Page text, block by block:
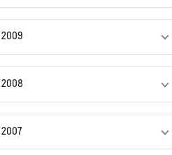
2009
2008
2007